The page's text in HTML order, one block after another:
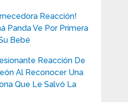
Reacción!
Panda Ve Por Primera
Bebé
Reacción De
Al Reconocer Una
Que Le Salvó La